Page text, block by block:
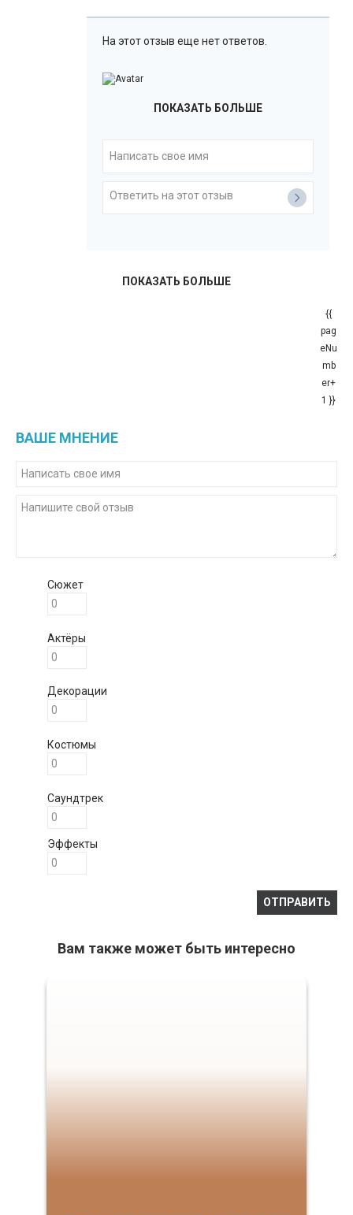
На этот отзыв еще нет ответов.
ПОКАЗАТЬ БОЛЬШЕ
ПОКАЗАТЬ БОЛЬШЕ
{{
pag
eNu
mb
er+
1 }}
ВАШЕ МНЕНИЕ
Сюжет
Актёры
Декорации
Костюмы
Саундтрек
Эффекты
Вам также может быть интересно